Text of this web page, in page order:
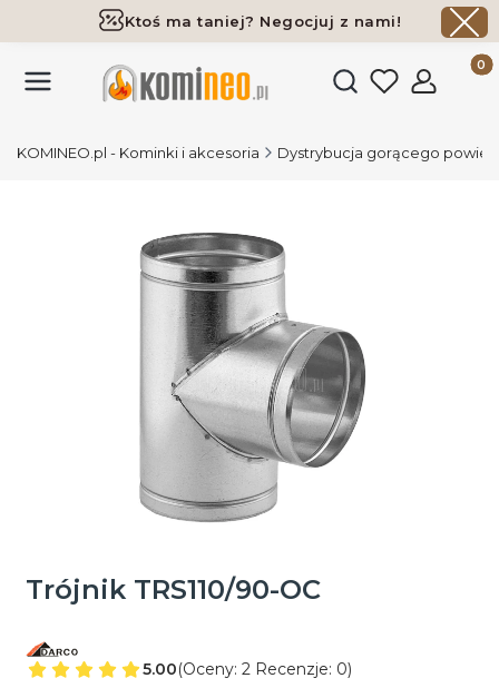
Ktoś ma taniej? Negocjuj z nami!
Darmowa dostawa już od 700 zł
Otwórz
KOMINEO.pl - Kominki i akcesoria Dystrybucja gorącego
Trójnik TRS110/90-OC
5.00(Oceny: 2 Recenzje: 0)